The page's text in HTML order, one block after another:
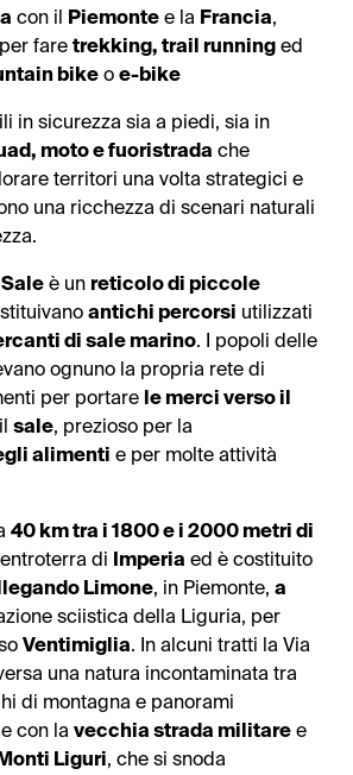
con il Piemonte e la Francia,
fare trekking, trail running ed
bike o e-bike
in sicurezza sia a piedi, sia in
moto e fuoristrada che
territori una volta strategici e
una ricchezza di scenari naturali
è un reticolo di piccole
antichi percorsi utilizzati
di sale marino. I popoli delle
ognuno la propria rete di
per portare le merci verso il
sale, prezioso per la
alimenti e per molte attività
40 km tra i 1800 e i 2000 metri di
di Imperia ed è costituito
Limone, in Piemonte, a
sciistica della Liguria, per
Ventimiglia. In alcuni tratti la Via
una natura incontaminata tra
di montagna e panorami
con la vecchia strada militare e
Liguri, che si snoda